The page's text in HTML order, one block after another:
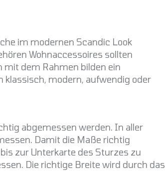
im modernen Scandic Look
Wohnaccessoires sollten
dem Rahmen bilden ein
klassisch, modern, aufwendig oder
abgemessen werden. In aller
Damit die Maße richtig
zur Unterkarte des Sturzes zu
Die richtige Breite wird durch das